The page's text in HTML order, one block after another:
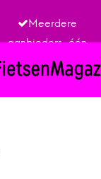
Meerdere
aanbieders, één